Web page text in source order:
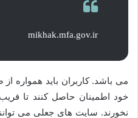
mikhak.mfa.gov.ir
می باشد. کاربران باید همواره
خود اطمینان حاصل کنند تا
نخورند. سایت های جعلی می